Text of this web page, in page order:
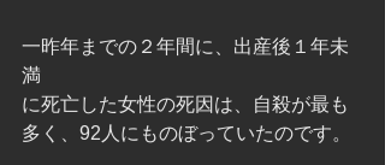
一昨年までの２年間に、出産後１年未
満
に死亡した女性の死因は、自殺が最も
多く、92人にものぼっていたのです。